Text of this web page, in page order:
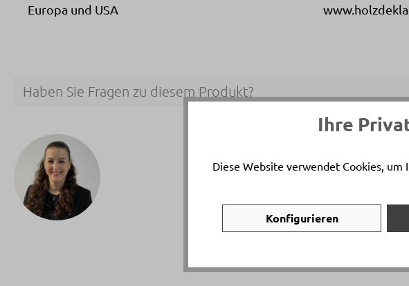
Europa und USA
Haben Sie Fragen zu diesem Produkt?
Monika Oroshi
Email:m.oroshi@delta-
Ihre
Diese Website verwendet Cookies,
Konfigurieren